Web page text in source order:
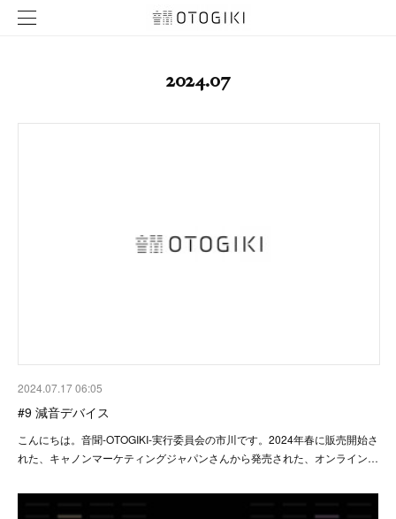
2024.07
2024.07.17 06:05
#9 減音デバイス
こんにちは。音聞-OTOGIKI-実行委員会の市川です。2024年春に販売開始さ
れた、キャノンマーケティングジャパンさんから発売された、オンライン…